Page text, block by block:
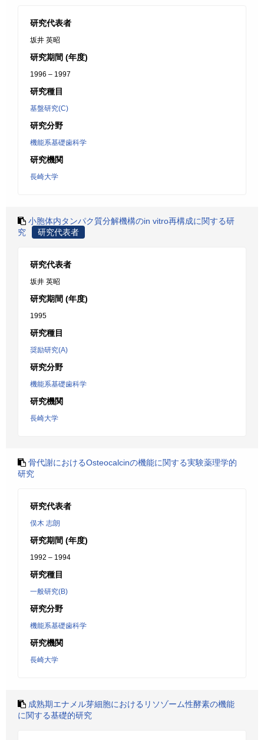
研究代表者
坂井 英昭
研究期間 (年度)
1996 – 1997
研究種目
基盤研究(C)
研究分野
機能系基礎歯科学
研究機関
長崎大学
小胞体内タンパク質分解機構のin vitro再構成に関する研
究
研究代表者
研究代表者
坂井 英昭
研究期間 (年度)
1995
研究種目
奨励研究(A)
研究分野
機能系基礎歯科学
研究機関
長崎大学
骨代謝におけるOsteocalcinの機能に関する実験薬理学的
研究
研究代表者
俣木 志朗
研究期間 (年度)
1992 – 1994
研究種目
一般研究(B)
研究分野
機能系基礎歯科学
研究機関
長崎大学
成熟期エナメル芽細胞におけるリソゾーム性酵素の機能
に関する基礎的研究